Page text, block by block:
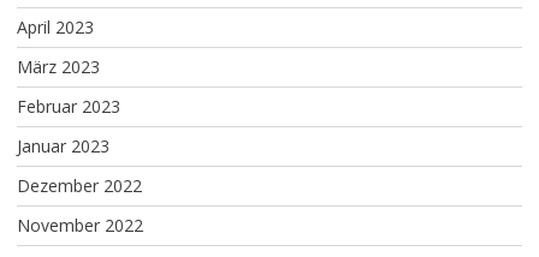
April 2023
März 2023
Februar 2023
Januar 2023
Dezember 2022
November 2022